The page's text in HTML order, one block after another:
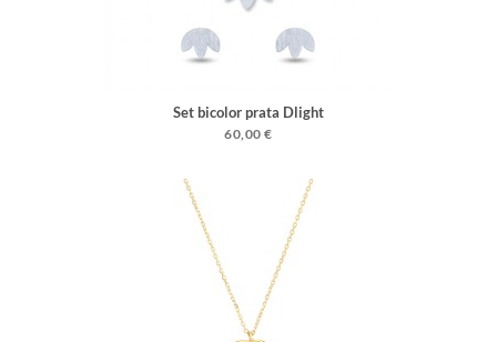
Set bicolor prata Dlight
60,00 €